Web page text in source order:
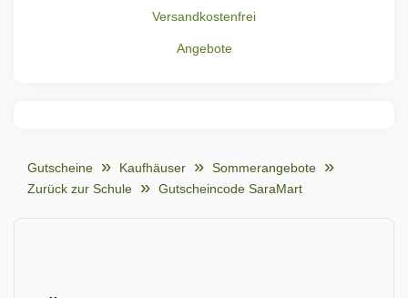
Versandkostenfrei
Angebote
Gutscheine Kaufhäuser
Sommerangebote
Zurück zur Schule
Gutscheincode SaraMart